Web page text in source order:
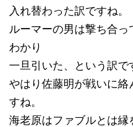
入れ替わった訳ですね。
ルーマーの男は撃ち合
わかり
一旦引いた、という訳で
やはり佐藤明が戦いに
すね。
海老原はファブルとは縁